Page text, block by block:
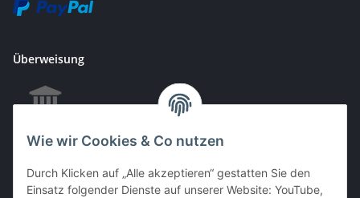
Wie wir Cookies & Co nutzen
Durch Klicken auf „Alle akzeptieren“ gestatten Sie den
Einsatz folgender Dienste auf unserer Website: YouTube,
Überweisung
EC & Kreditkartenzahlung bei Abholung